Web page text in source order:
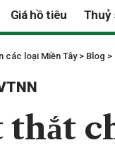
Giá hồ tiêu Thuỷ
các loại Miền Tây> Blog >
thắt